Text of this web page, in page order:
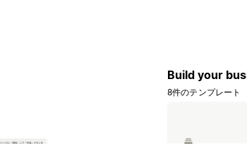
Build your
8件のテンプレート